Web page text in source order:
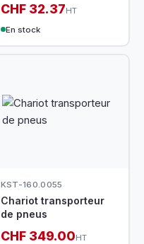
CHF 32.37HT
En stock
KST-160.0055
Chariot transporteur
de pneus
CHF 349.00HT